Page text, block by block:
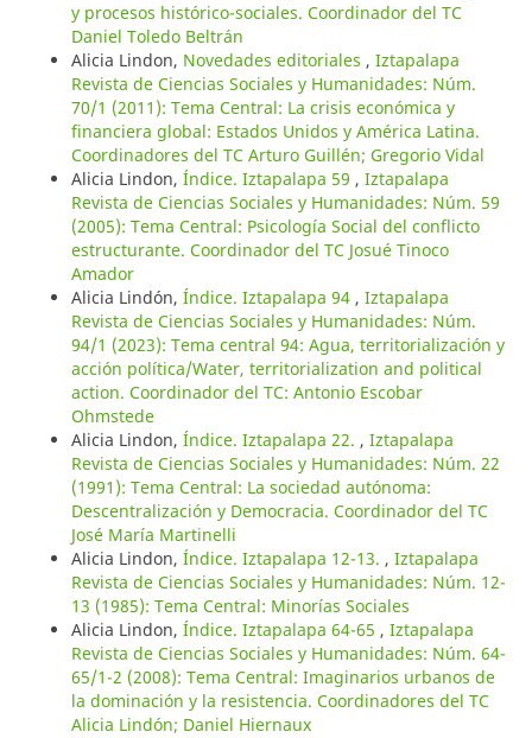
y procesos histórico-sociales. Coordinador del TC
Daniel Toledo Beltrán
Alicia Lindon, Novedades editoriales , Iztapalapa
Revista de Ciencias Sociales y Humanidades: Núm.
70/1 (2011): Tema Central: La crisis económica y
financiera global: Estados Unidos y América Latina.
Coordinadores del TC Arturo Guillén; Gregorio Vidal
Alicia Lindon, Índice. Iztapalapa 59 , Iztapalapa
Revista de Ciencias Sociales y Humanidades: Núm. 59
(2005): Tema Central: Psicología Social del conflicto
estructurante. Coordinador del TC Josué Tinoco
Amador
Alicia Lindón, Índice. Iztapalapa 94 , Iztapalapa
Revista de Ciencias Sociales y Humanidades: Núm.
94/1 (2023): Tema central 94: Agua, territorialización y
acción política/Water, territorialization and political
action. Coordinador del TC: Antonio Escobar
Ohmstede
Alicia Lindon, Índice. Iztapalapa 22. , Iztapalapa
Revista de Ciencias Sociales y Humanidades: Núm. 22
(1991): Tema Central: La sociedad autónoma:
Descentralización y Democracia. Coordinador del TC
José María Martinelli
Alicia Lindon, Índice. Iztapalapa 12-13. , Iztapalapa
Revista de Ciencias Sociales y Humanidades: Núm. 12-
13 (1985): Tema Central: Minorías Sociales
Alicia Lindon, Índice. Iztapalapa 64-65 , Iztapalapa
Revista de Ciencias Sociales y Humanidades: Núm. 64-
65/1-2 (2008): Tema Central: Imaginarios urbanos de
la dominación y la resistencia. Coordinadores del TC
Alicia Lindón; Daniel Hiernaux